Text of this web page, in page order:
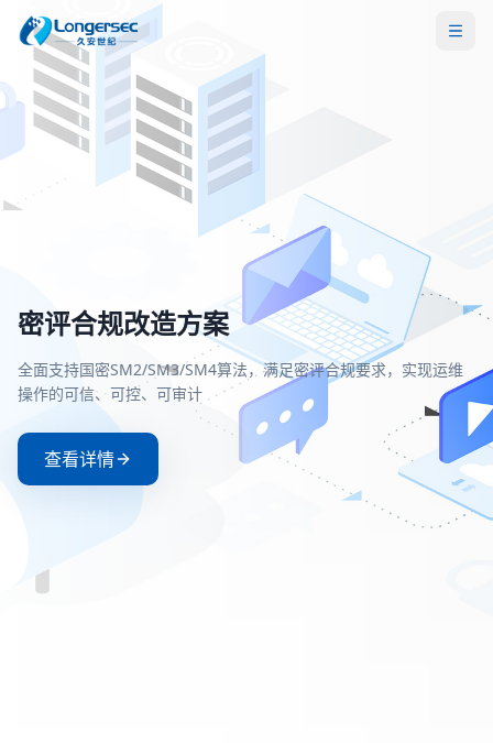
一站式等保安全解决方案
覆盖定级、备案、整改、测评全流程，助力企业快速、低成本通
等级保护测评，满足等保2.0合规要求
查看详情
密评合规改造方案
全面支持国密SM2/SM3/SM4算法，满足密评合规要求，实现运维
操作的可信、可控、可审计
查看详情
两高一弱安全解决方案
聚焦高危漏洞、高危端口和弱口令治理，构建主动防御与持续监
的安全防护体系
查看详情
零信任安全接入解决方案
基于零信任架构实现身份验证与动态授权，确保每一次访问都经
严格验证和持续评估
查看详情